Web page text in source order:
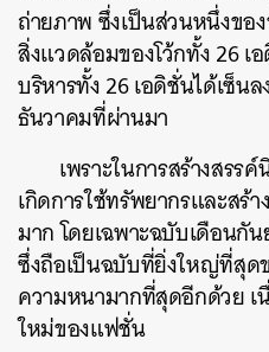
ถ่ายภาพ ซึ่งเป็นส่วนหนึ่งขอ
สิ่งแวดล้อมของโว้กทั้ง 26 เ
บริหารทั้ง 26 เอดิชั่นได้เซ็น
ธันวาคมที่ผ่านมา
เพราะในการสร้างสร
เกิดการใช้ทรัพยากรและสร้
มาก โดยเฉพาะฉบับเดือนกั
ซึ่งถือเป็นฉบับที่ยิ่งใหญ่ที่สุ
ความหนามากที่สุดอีกด้วย เ
ใหม่ของแฟชั่น